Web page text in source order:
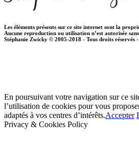
Les éléments présents sur ce site internet sont la
Aucune reproduction ou utilisation n’est autorisée
Stéphanie Zwicky © 2005-2018 - Tous droits réservés
En poursuivant votre navigation sur ce
l’utilisation de cookies pour vous
adaptés à vos centres d’intérêts.Accepter
Privacy & Cookies Policy